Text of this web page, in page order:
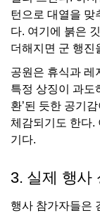
턴으로 대열을 맞
다. 여기에 붉은
더해지면 군 행진
공원은 휴식과 레
특정 상징이 과도
환’된 듯한 공기
체감되기도 한다.
기다.
3. 실제 행사
행사 참가자들은